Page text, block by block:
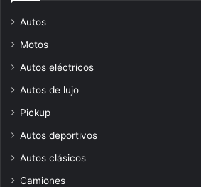
Autos
Motos
Autos eléctricos
Autos de lujo
Pickup
Autos deportivos
Autos clásicos
Camiones